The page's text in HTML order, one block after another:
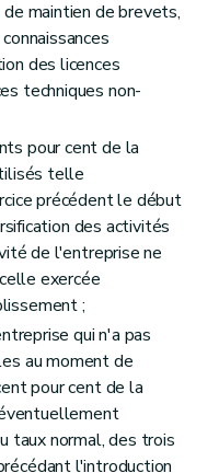
maintien de brevets,
des licences
techniques non-
pour cent de la
telle
précédent le début
des activités
de l'entreprise ne
exercée
;
qui n'a pas
au moment de
pour cent de la
taux normal, des trois
l'introduction